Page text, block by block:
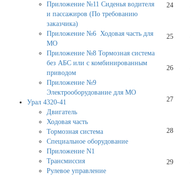
Приложение №11 Сиденья водителя
и пассажиров (По требованию
заказчика)
Приложение №6 Ходовая часть для
МО
Приложение №8 Тормозная система
без АБС или с комбинированным
приводом
Приложение №9
Электрооборудование для МО
Урал 4320-41
Двигатель
Ходовая часть
Тормозная система
Специальное оборудование
Приложение N1
Трансмиссия
Рулевое управление
24
25
26
27
28
29